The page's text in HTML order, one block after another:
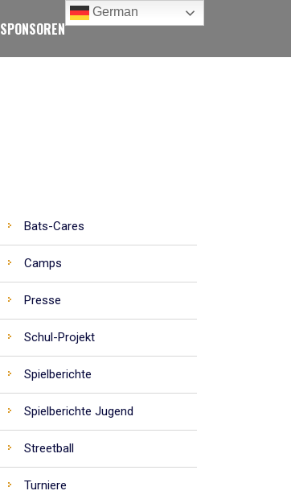
SPONSOREN
Bats-Cares
Camps
Presse
Schul-Projekt
Spielberichte
Spielberichte Jugend
Streetball
Turniere
German